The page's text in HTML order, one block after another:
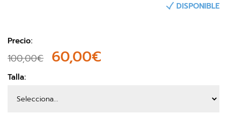
DISPONIBLE
Precio:
100,00€ 60,00€
Talla: